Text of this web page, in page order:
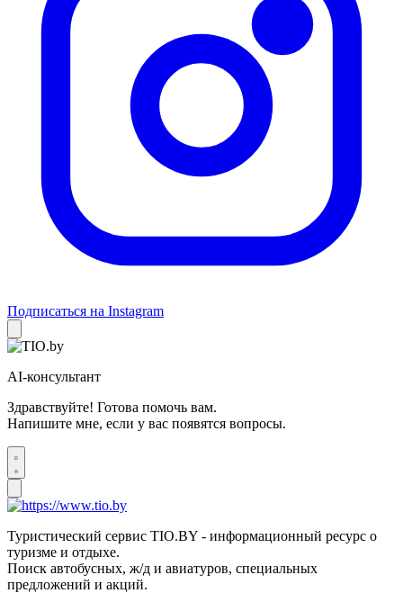
Подписаться на Instagram
AI-консультант
Здравствуйте! Готова помочь вам.
Напишите мне, если у вас появятся вопросы.
Туристический сервис TIO.BY - информационный ресурс о
туризме и отдыхе.
Поиск автобусных, ж/д и авиатуров, специальных
предложений и акций.